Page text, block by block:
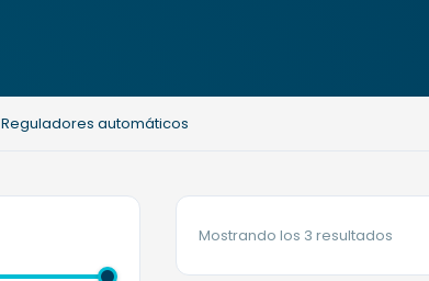
Reguladores automáticos
Mostrando los 3 resultados